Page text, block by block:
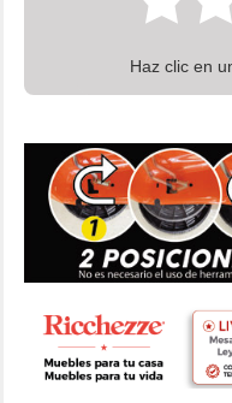
Haz clic en